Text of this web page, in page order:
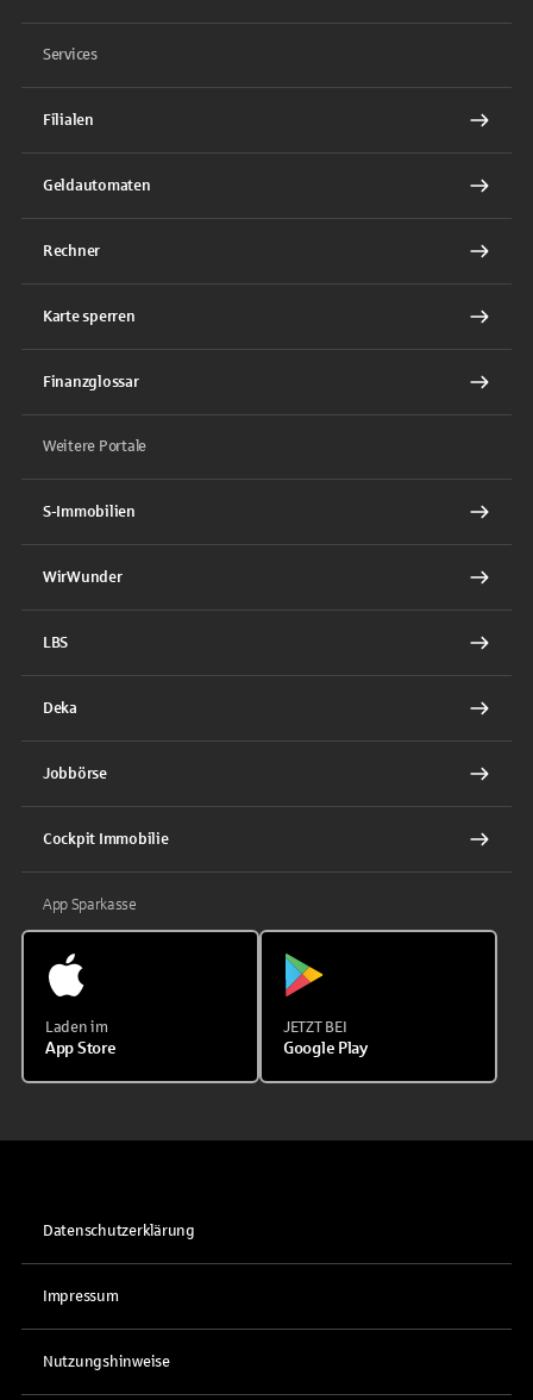
Services
Filialen
Geldautomaten
Rechner
Karte sperren
Finanzglossar
Weitere Portale
S-Immobilien
WirWunder
LBS
Deka
Jobbörse
Cockpit Immobilie
App Sparkasse
Laden im
App Store
JETZT BEI
Google Play
Datenschutzerklärung
Impressum
Nutzungshinweise